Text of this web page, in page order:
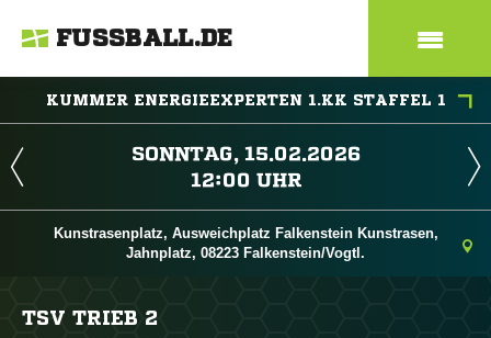
FUSSBALL.DE
KUMMER ENERGIEEXPERTEN 1.KK STAFFEL 1
 
 
Kunstrasenplatz, Ausweichplatz Falkenstein Kunstrasen,
Jahnplatz, 08223 Falkenstein/Vogtl.
TSV TRIEB 2